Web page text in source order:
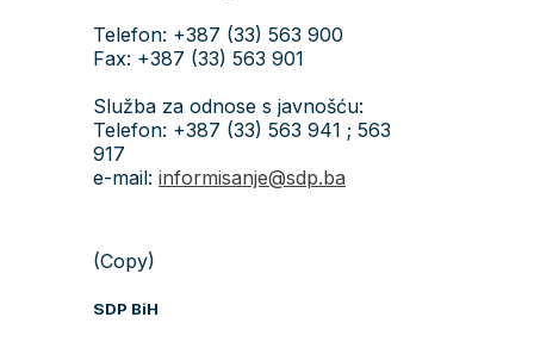
Telefon: +387 (33) 563 900
Fax: +387 (33) 563 901
Služba za odnose s javnošću:
Telefon: +387 (33) 563 941 ; 563
917
e-mail: informisanje@sdp.ba
(Copy)
SDP BiH